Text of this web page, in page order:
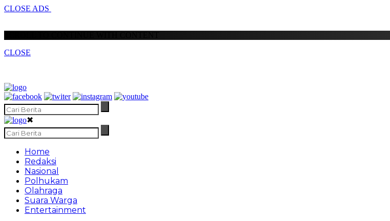
CLOSE ADS
CLOSE
✖
Home
Redaksi
Nasional
Polhukam
Olahraga
Suara Warga
Entertainment